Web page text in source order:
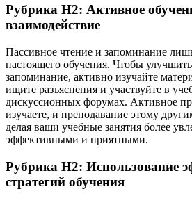
Рубрика H2: Активное
взаимодействие
Пассивное чтение и запоминание
настоящего обучения. Чтобы
запоминание, активно изучайте
ищите разъяснения и участвуйте в
дискуссионных форумах. Активное
изучаете, и преподавание этому
делая ваши учебные занятия более
эффективными и приятными.
Рубрика H2: Использование
стратегий обучения